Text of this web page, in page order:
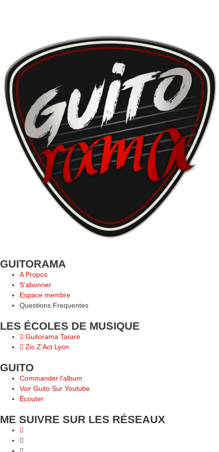
GUITORAMA
A Propos
S'abonner
Espace membre
Questions Frequentes
LES ÉCOLES DE MUSIQUE
Guitorama Tarare
Zic Z’Act Lyon
GUITO
Commander l'album
Voir Guito Sur Youtube
Écouter
ME SUIVRE SUR LES RÉSEAUX